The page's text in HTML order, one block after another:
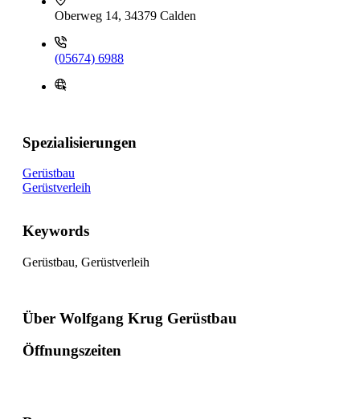
Oberweg 14, 34379 Calden
(05674) 6988
Spezialisierungen
Gerüstbau
Gerüstverleih
Keywords
Gerüstbau, Gerüstverleih
Über Wolfgang Krug Gerüstbau
Öffnungszeiten